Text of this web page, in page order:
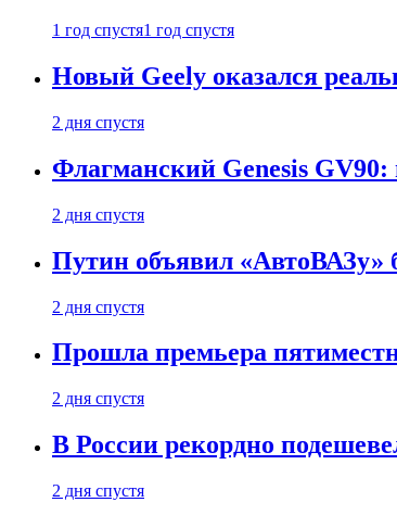
1 год спустя1 год спустя
Новый Geely оказался
2 дня спустя
Флагманский Genesis
2 дня спустя
Путин объявил «АвтоВАЗу»
2 дня спустя
Прошла премьера
2 дня спустя
В России рекордно
2 дня спустя